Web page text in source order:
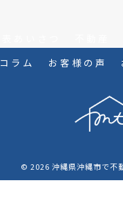
コラム お客様の声
© 2026 沖縄県沖縄市で不